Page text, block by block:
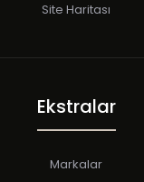
Site Haritası
Ekstralar
Markalar